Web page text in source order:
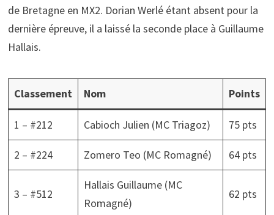
de Bretagne en MX2. Dorian Werlé étant absent pour la
dernière épreuve, il a laissé la seconde place à Guillaume
Hallais.
Classement Nom Points
1 – #212 Cabioch Julien (MC Triagoz) 75 pts
2 – #224 Zomero Teo (MC Romagné) 64 pts
3 – #512
Hallais Guillaume (MC
Romagné)
62 pts